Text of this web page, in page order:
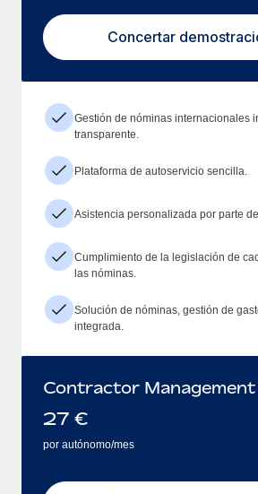
Concertar
Gestión de nóminas internacionales
transparente.
Plataforma de autoservicio sencilla.
Asistencia personalizada por parte
Cumplimiento de la legislación de
las nóminas.
Solución de nóminas, gestión de
integrada.
Contractor Management
27 €
por autónomo/mes